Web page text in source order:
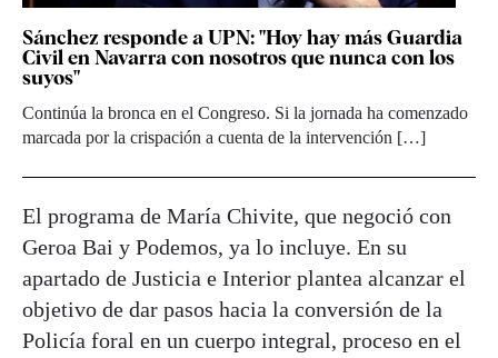
Sánchez responde a UPN: "Hoy hay más Guardia
Civil en Navarra con nosotros que nunca con los
suyos"
Continúa la bronca en el Congreso. Si la jornada ha comenzado
marcada por la crispación a cuenta de la intervención […]
El programa de María Chivite, que negoció con
Geroa Bai y Podemos, ya lo incluye. En su
apartado de Justicia e Interior plantea alcanzar el
objetivo de dar pasos hacia la conversión de la
Policía foral en un cuerpo integral, proceso en el